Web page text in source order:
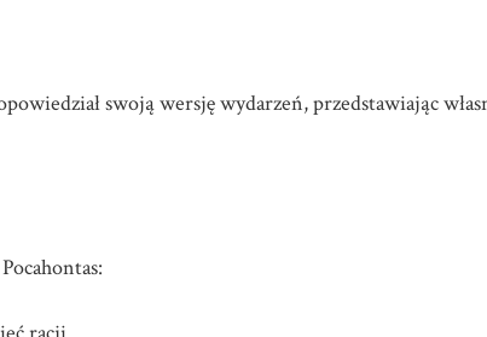
swoją wersję wydarzeń, przedstawiając